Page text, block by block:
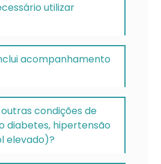
utilizar
acompanhamento
condições de
diabetes, hipertensão
elevado)?